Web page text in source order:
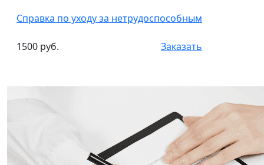
Справка по уходу за нетрудоспособным
1500 руб. Заказать